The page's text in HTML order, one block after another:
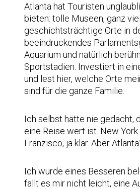
Atlanta hat Touristen
bieten: tolle Museen, ganz
geschichtsträchtige Orte in
beeindruckendes
Aquarium und natürlich
Sportstadien. Investiert in
und lest hier, welche Orte
sind für die ganze Familie.
Ich selbst hätte nie gedacht,
eine Reise wert ist. New York
Franzisco, ja klar. Aber
Ich wurde eines Besseren
fällt es mir nicht leicht, eine